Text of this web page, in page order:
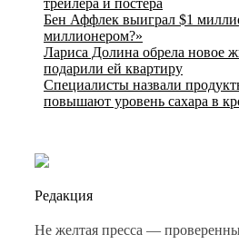
трейлера и постера
Бен Аффлек выиграл $1
миллионером?»
Лариса Долина обрела новое
подарили ей квартиру
Специалисты назвали
повышают уровень сахара в
Редакция
Не желтая пресса —